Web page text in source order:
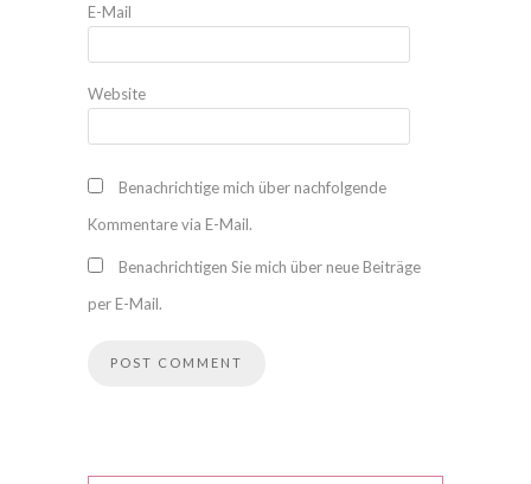
E-Mail
Website
Benachrichtige mich über nachfolgende
Kommentare via E-Mail.
Benachrichtigen Sie mich über neue Beiträge
per E-Mail.